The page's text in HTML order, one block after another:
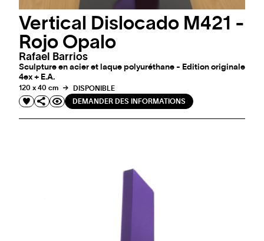
Vertical Dislocado M421 -
Rojo Opalo
Rafael Barrios
Sculpture en acier et laque polyuréthane - Edition originale
4ex + E.A.
120 x 40 cm
DISPONIBLE
DEMANDER DES INFORMATIONS